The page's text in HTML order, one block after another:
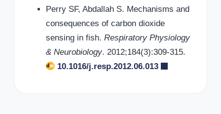
Perry SF, Abdallah S. Mechanisms and
consequences of carbon dioxide
sensing in fish. Respiratory Physiology
& Neurobiology. 2012;184(3):309-315.
10.1016/j.resp.2012.06.013